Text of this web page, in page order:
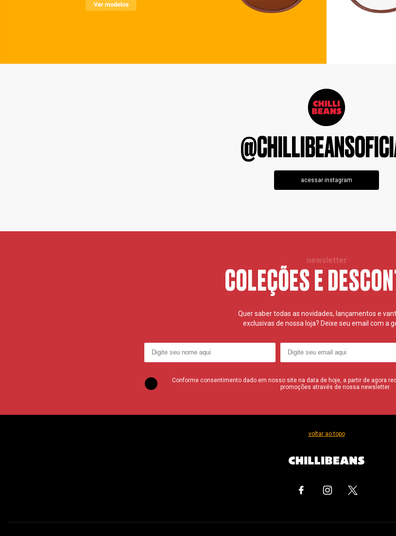
acessar instagram
newsletter
COLEÇÕES E
Quer saber todas as novidades, lançamentos e
exclusivas de nossa loja? Deixe seu email com a
Conforme consentimento dado em nosso site na data de hoje, a partir de agora
promoções através de nossa newsletter.
voltar ao topo